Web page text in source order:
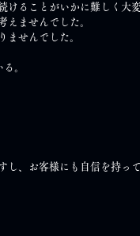
けることがいかに難しく大
えませんでした。
ませんでした。
。
、お客様にも自信を持っ